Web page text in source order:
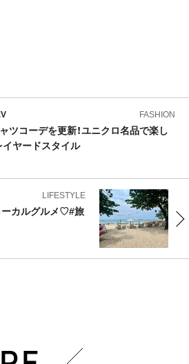
FASHION
ツコーデを更新！ユニクロ名品で楽し
イヤードスタイル
LIFESTYLE
ーカルグルメ♡#旅